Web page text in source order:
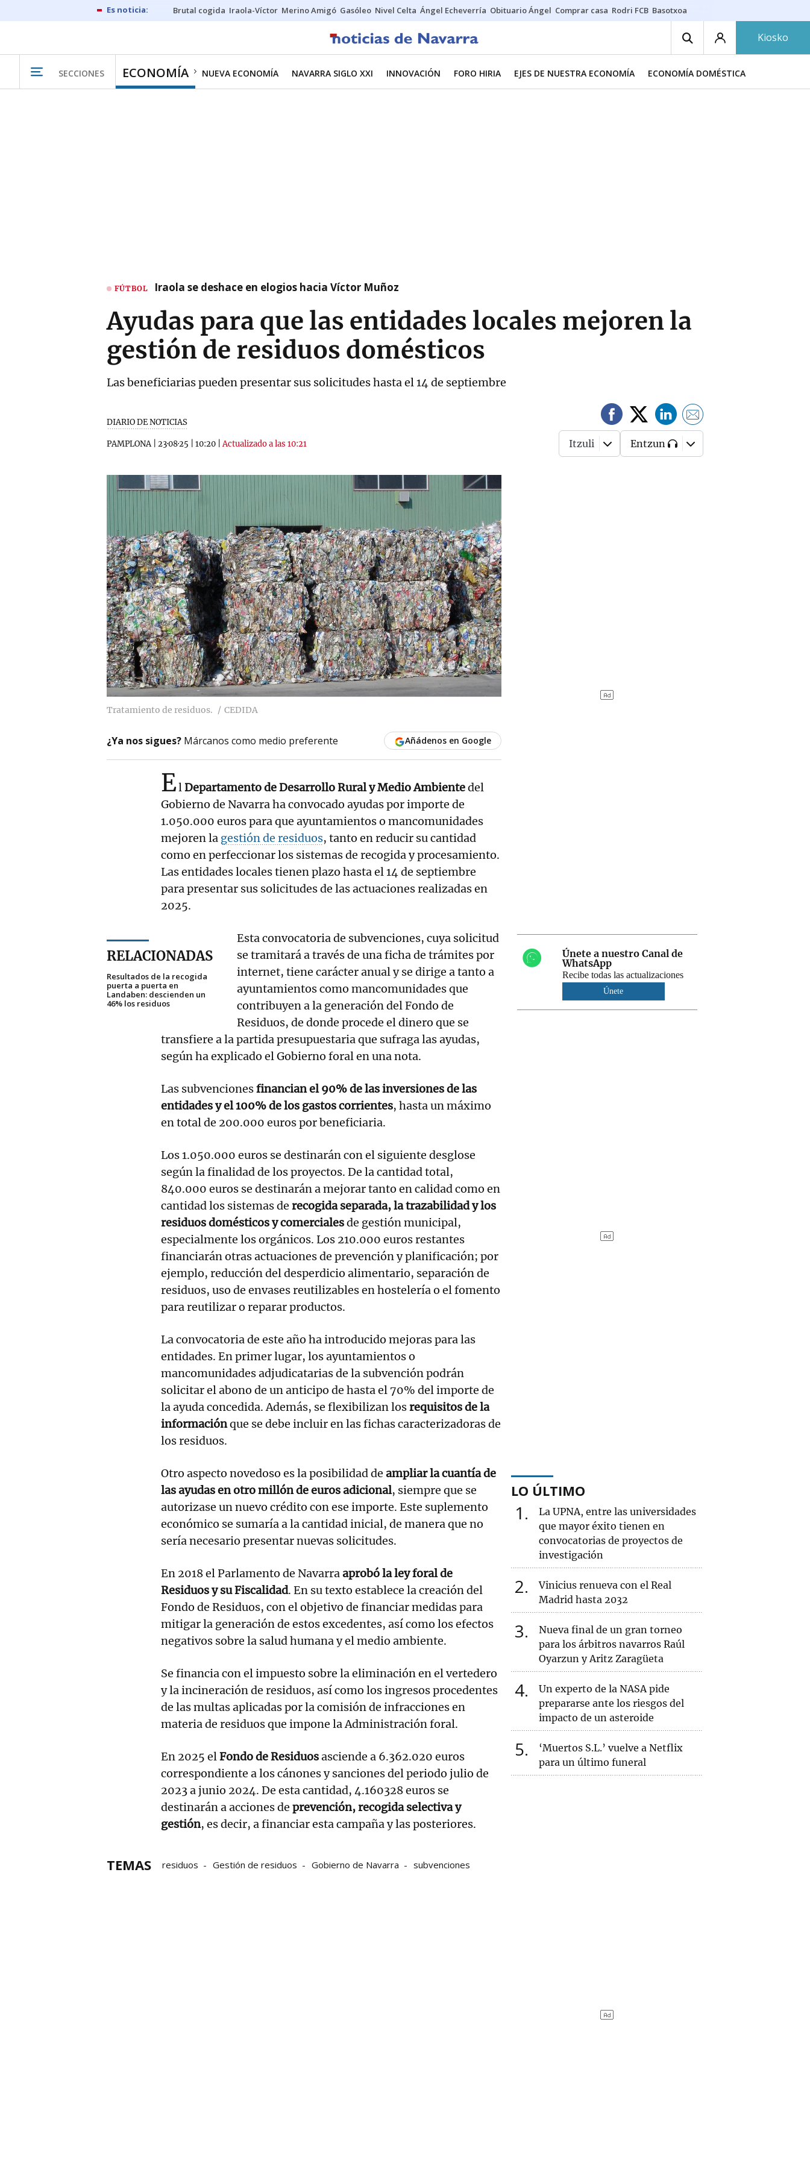
Brutal cogida Iraola-Víctor Merino Amigó Gasóleo Nivel Celta Ángel Echeverría Obituario Ángel Comprar casa Rodri FCB Basotxoa
Kiosko
SECCIONES ECONOMÍA NUEVA ECONOMÍA NAVARRA SIGLO XXI INNOVACIÓN FORO HIRIA EJES DE NUESTRA ECONOMÍA ECONOMÍA DOMÉSTICA
FÚTBOL Iraola se deshace en elogios hacia Víctor Muñoz
Ayudas para que las entidades locales mejoren la
gestión de residuos domésticos
Las beneficiarias pueden presentar sus solicitudes hasta el 14 de septiembre
DIARIO DE NOTICIAS
PAMPLONA| 23·08·25 10:20 |Actualizado a las 10:21 Itzuli Entzun
Tratamiento de residuos. CEDIDA
¿Ya nos sigues? Márcanos como medio preferente Añádenos en Google
ElDepartamento de Desarrollo Rural y Medio Ambientedel
Gobierno de Navarra ha convocado ayudas por importe de
1.050.000 euros para que ayuntamientos o mancomunidades
mejoren la gestión de residuos, tanto en reducir su cantidad
como en perfeccionar los sistemas de recogida y procesamiento.
Las entidades locales tienen plazo hasta el 14 de septiembre
para presentar sus solicitudes de las actuaciones realizadas en
2025.
RELACIONADAS
Resultados de la recogida
puerta a puerta en
Landaben: descienden un
46% los residuos
Esta convocatoria de subvenciones, cuya solicitud
se tramitará a través de una ficha de trámites por
internet, tiene carácter anual y se dirige a tanto a
ayuntamientos como mancomunidades que
contribuyen a la generación del Fondo de
Residuos, de donde procede el dinero que se
transfiere a la partida presupuestaria que sufraga las ayudas,
según ha explicado el Gobierno foral en una nota.
Las subvencionesfinancian el 90% de las inversiones de las
entidades y el 100% de los gastos corrientes, hasta un máximo
en total de 200.000 euros por beneficiaria.
Los 1.050.000 euros se destinarán con el siguiente desglose
según la finalidad de los proyectos. De la cantidad total,
840.000 euros se destinarán a mejorar tanto en calidad como en
cantidad los sistemas de recogida separada, la trazabilidad y los
residuos domésticos y comercialesde gestión municipal,
especialmente los orgánicos. Los 210.000 euros restantes
financiarán otras actuaciones de prevención y planificación; por
ejemplo, reducción del desperdicio alimentario, separación de
residuos, uso de envases reutilizables en hostelería o el fomento
para reutilizar o reparar productos.
La convocatoria de este año ha introducido mejoras para las
entidades. En primer lugar, los ayuntamientos o
mancomunidades adjudicatarias de la subvención podrán
solicitar el abono de un anticipo de hasta el 70% del importe de
la ayuda concedida. Además, se flexibilizan losrequisitos de la
informaciónque se debe incluir en las fichas caracterizadoras de
los residuos.
Otro aspecto novedoso es la posibilidad de ampliar la cuantía de
las ayudas en otro millón de euros adicional, siempre que se
autorizase un nuevo crédito con ese importe. Este suplemento
económico se sumaría a la cantidad inicial, de manera que no
sería necesario presentar nuevas solicitudes.
En 2018 el Parlamento de Navarraaprobó la ley foral de
Residuos y su Fiscalidad. En su texto establece la creación del
Fondo de Residuos, con el objetivo de financiar medidas para
mitigar la generación de estos excedentes, así como los efectos
negativos sobre la salud humana y el medio ambiente.
Se financia con el impuesto sobre la eliminación en el vertedero
y la incineración de residuos, así como los ingresos procedentes
de las multas aplicadas por la comisión de infracciones en
materia de residuos que impone la Administración foral.
En 2025 elFondo de Residuosasciende a 6.362.020 euros
correspondiente a los cánones y sanciones del periodo julio de
2023 a junio 2024. De esta cantidad, 4.160328 euros se
destinarán a acciones de prevención, recogida selectiva y
gestión, es decir, a financiar esta campaña y las posteriores.
TEMAS residuos Gestión de residuos Gobierno de Navarra subvenciones
Únete a nuestro Canal de
WhatsApp
Recibe todas las actualizaciones
Únete
LO ÚLTIMO
1
La UPNA, entre las universidades
que mayor éxito tienen en
convocatorias de proyectos de
investigación
2
Vinicius renueva con el Real
Madrid hasta 2032
3
Nueva final de un gran torneo
para los árbitros navarros Raúl
Oyarzun y Aritz Zaragüeta
4
Un experto de la NASA pide
prepararse ante los riesgos del
impacto de un asteroide
5
‘Muertos S.L.’ vuelve a Netflix
para un último funeral